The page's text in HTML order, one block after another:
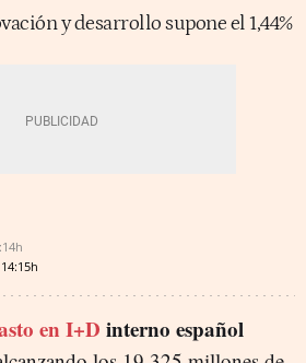
y desarrollo supone el 1,44%
14:15h
en I+D interno español